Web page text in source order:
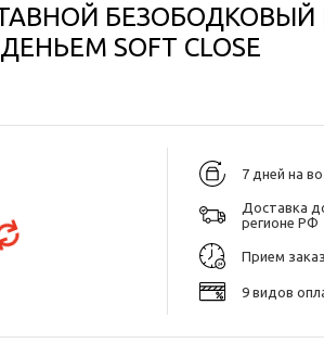
БЕЗОБОДКОВЫЙ
SOFT CLOSE
7 дней на
Доставка
регионе РФ
Прием
9 видов